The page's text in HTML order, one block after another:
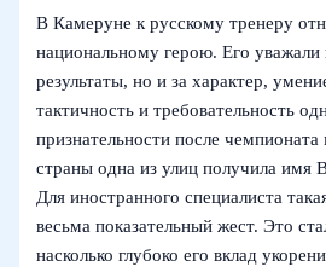
В Камеруне к русскому тренеру
национальному герою. Его уважали
результаты, но и за характер,
тактичность и требовательность
признательности после чемпионата
страны одна из улиц получила имя
Для иностранного специалиста
весьма показательный жест. Это
насколько глубоко его вклад